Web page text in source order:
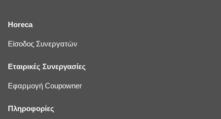
Horeca
Είσοδος Συνεργατών
Εταιρικές Συνεργασίες
Εφαρμογή Coupowner
Πληροφορίες